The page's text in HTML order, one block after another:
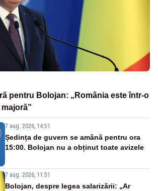
pentru Bolojan: „România este într-o
7 aug. 2026, 14:51
Ședința de guvern se amână pentru ora
15:00. Bolojan nu a obținut toate avizele
7 aug. 2026, 11:51
Bolojan, despre legea salarizării: „Ar